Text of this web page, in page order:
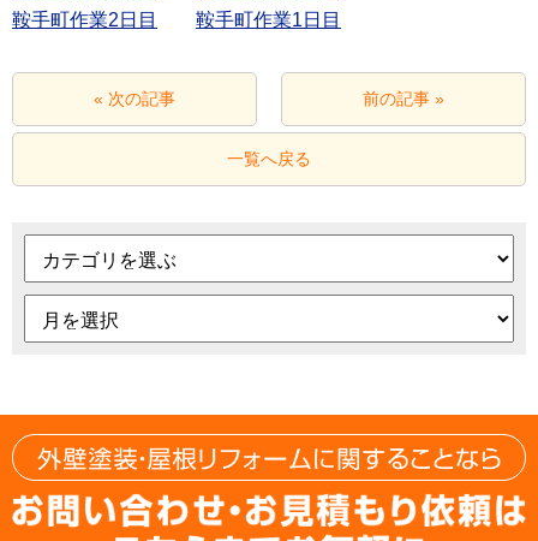
鞍手町作業2日目
鞍手町作業1日目
« 次の記事 前の記事 »
一覧へ戻る